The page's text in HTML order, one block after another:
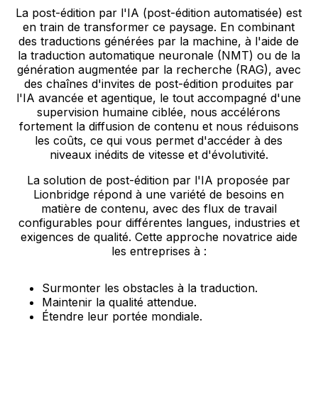
La post-édition par l'IA (post-édition automatisée) est
en train de transformer ce paysage. En combinant
des traductions générées par la machine, à l'aide de
la traduction automatique neuronale (NMT) ou de la
génération augmentée par la recherche (RAG), avec
des chaînes d'invites de post-édition produites par
l'IA avancée et agentique, le tout accompagné d'une
supervision humaine ciblée, nous accélérons
fortement la diffusion de contenu et nous réduisons
les coûts, ce qui vous permet d'accéder à des
niveaux inédits de vitesse et d'évolutivité.
La solution de post-édition par l'IA proposée par
Lionbridge répond à une variété de besoins en
matière de contenu, avec des flux de travail
configurables pour différentes langues, industries et
exigences de qualité. Cette approche novatrice aide
les entreprises à :
Surmonter les obstacles à la traduction.
Maintenir la qualité attendue.
Étendre leur portée mondiale.